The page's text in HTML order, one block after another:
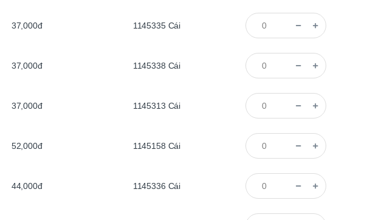
37,000đ 1145335 Cái
37,000đ 1145338 Cái
37,000đ 1145313 Cái
52,000đ 1145158 Cái
44,000đ 1145336 Cái